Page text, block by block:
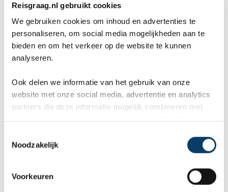
Reisgraag.nl gebruikt cookies
We gebruiken cookies om inhoud en advertenties te
personaliseren, om social media mogelijkheden aan te
bieden en om het verkeer op de website te kunnen
analyseren.
Ook delen we informatie van het gebruik van onze
website met onze social media, advertentie en analytics
partners die deze informatie mogelijk combineren met
Noodzakelijk
Voorkeuren
Reviews over Reisgraag.nl
klantenreviews op Kiyoh, Google en
TrustPilot.
Bestemming: